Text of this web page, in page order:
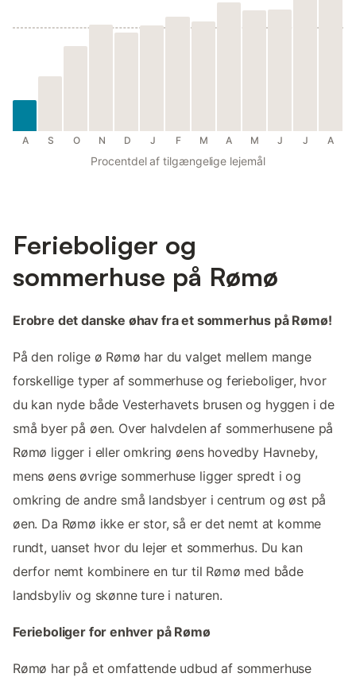
A S O N D J F M A M J J A
Procentdel af tilgængelige lejemål
Ferieboliger og
sommerhuse på Rømø
Erobre det danske øhav fra et sommerhus på Rømø!
På den rolige ø Rømø har du valget mellem mange
forskellige typer af sommerhuse og ferieboliger, hvor
du kan nyde både Vesterhavets brusen og hyggen i de
små byer på øen. Over halvdelen af sommerhusene på
Rømø ligger i eller omkring øens hovedby Havneby,
mens øens øvrige sommerhuse ligger spredt i og
omkring de andre små landsbyer i centrum og øst på
øen. Da Rømø ikke er stor, så er det nemt at komme
rundt, uanset hvor du lejer et sommerhus. Du kan
derfor nemt kombinere en tur til Rømø med både
landsbyliv og skønne ture i naturen.
Ferieboliger for enhver på Rømø
Rømø har på et omfattende udbud af sommerhuse